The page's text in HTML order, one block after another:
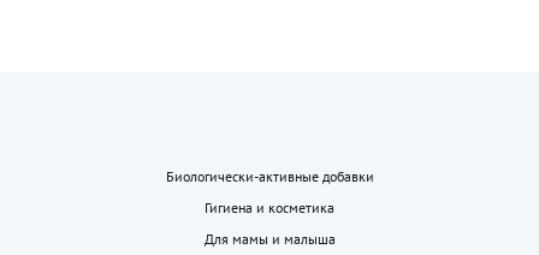
Биологически-активные добавки
Гигиена и косметика
Для мамы и малыша